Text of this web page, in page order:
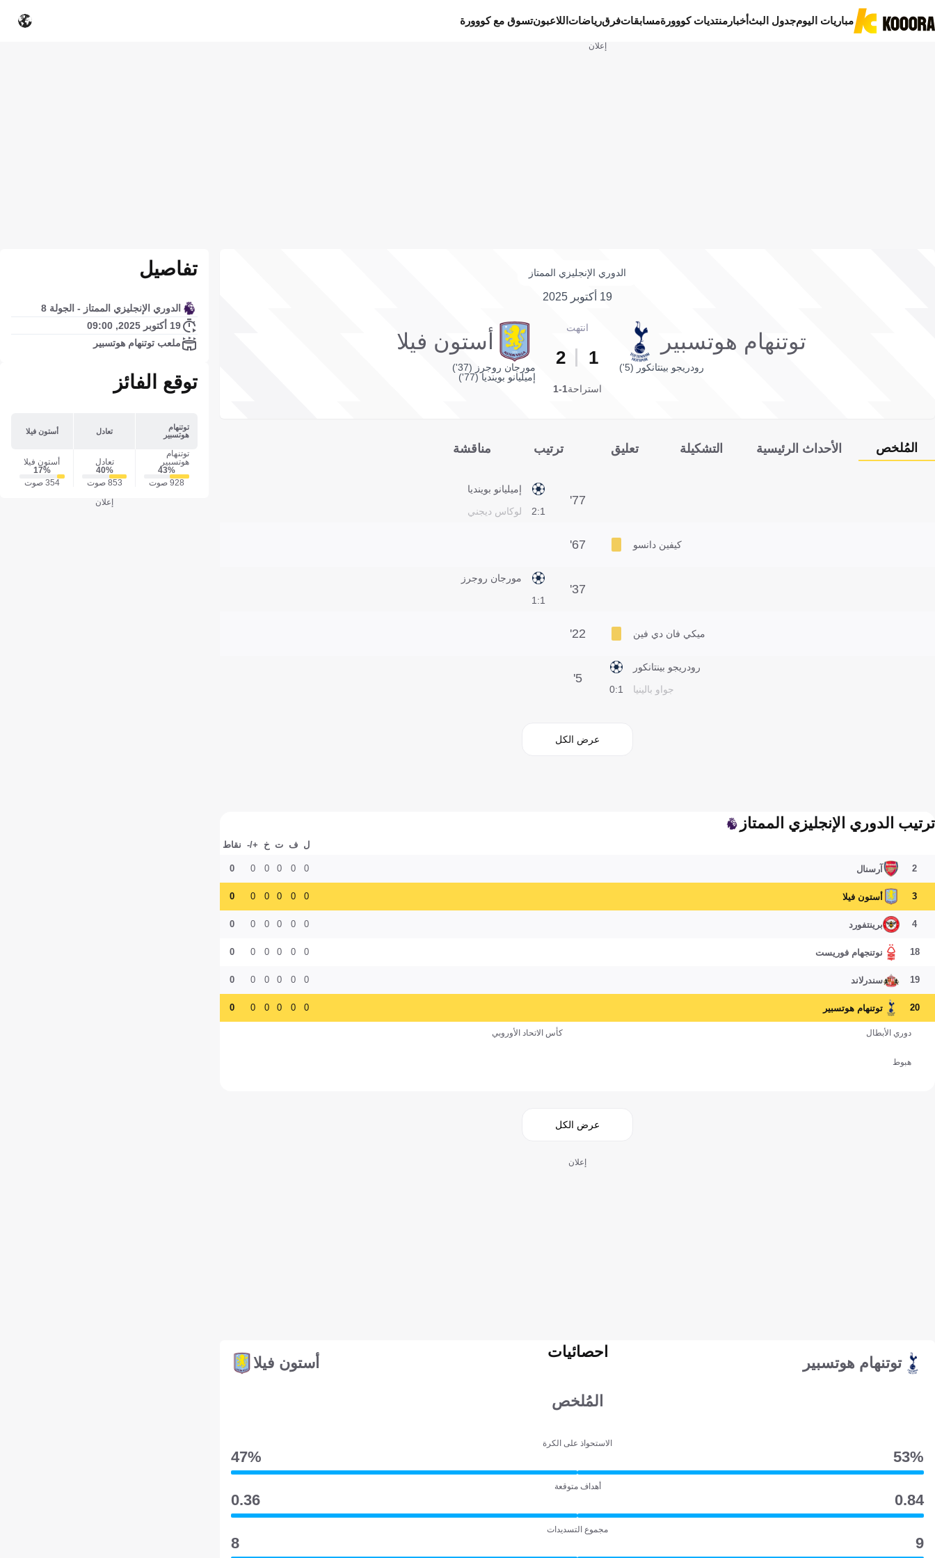
مباريات اليومجدول البثأخبار منتديات كووورةمسابقاتفرقرياضات اللاعبونتسوق مع كووورة
إعلان
الدوري الإنجليزي الممتاز
19 أكتوبر 2025
توتنهام هوتسبير
رودريجو بينتانكور (5')
انتهت
1
2
أستون فيلا
مورجان روجرز (37')
إميليانو بوينديا (77')
استراحة1-1
المُلخص الأحداث الرئيسية التشكيلة تعليق ترتيب مناقشة
1:2
إميليانو بوينديا
لوكاس ديجني
77'
كيفين دانسو 67'
1:1
مورجان روجرز
37'
ميكي فان دي فين 22'
1:0
رودريجو بينتانكور
جواو بالينيا
5'
عرض الكل
ترتيب الدوري الإنجليزي الممتاز
ل ف ت خ +/- نقاط
2 آرسنال 0
0
0
0
0
0
3 أستون فيلا 0
0
0
0
0
0
4 برينتفورد 0
0
0
0
0
0
18 نوتنجهام فوريست 0
0
0
0
0
0
19 سندرلاند 0
0
0
0
0
0
20 توتنهام هوتسبير 0
0
0
0
0
0
دوري الأبطال كأس الاتحاد الأوروبي
هبوط
عرض الكل
إعلان
توتنهام هوتسبير
احصائيات
أستون فيلا
المُلخص
الاستحواذ على الكرة
53‎%‎
47‎%‎
أهداف متوقعة
0.84
0.36
مجموع التسديدات
9
8
تفاصيل
الدوري الإنجليزي الممتاز - الجولة 8
19 أكتوبر 2025, 09:00
ملعب توتنهام هوتسبير
توقع الفائز
توتنهام
هوتسبير
تعادل أستون فيلا
توتنهام
هوتسبير
43‎%‎
928 صوت
تعادل
40‎%‎
853 صوت
أستون فيلا
17‎%‎
354 صوت
إعلان